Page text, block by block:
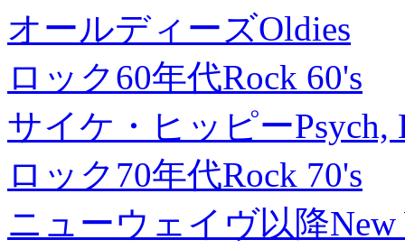
オールディーズOldies
ロック60年代Rock 60's
サイケ・ヒッピーPsych,
ロック70年代Rock 70's
ニューウェイヴ以降New